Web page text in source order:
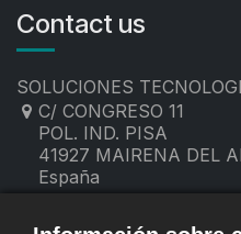
Contact us
SOLUCIONES
C/ CONGRESO 11
POL. IND. PISA
41927 MAIRENA DEL
España
contacto@sevitec.es